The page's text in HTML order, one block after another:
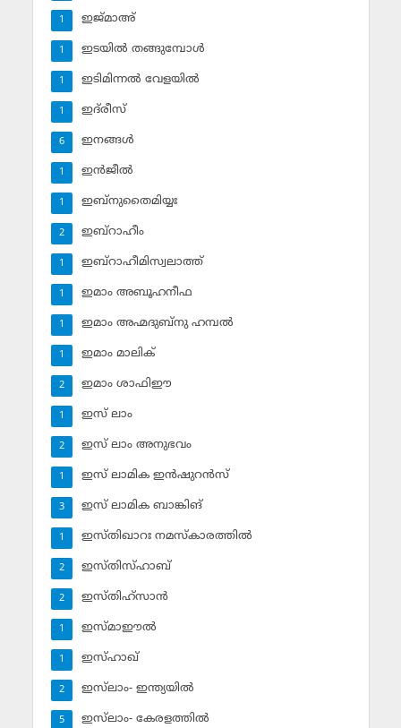
ഇജ്മാഅ്
1
ഇടയില്‍ തങ്ങുമ്പോള്‍
1
ഇടിമിന്നല്‍ വേളയില്‍
1
ഇദ്‌രീസ്‌
1
ഇനങ്ങള്‍
6
ഇന്‍ജീല്‍
1
ഇബ്‌നുതൈമിയ്യഃ
1
ഇബ്‌റാഹീം
2
ഇബ്‌റാഹീമിസ്വലാത്ത്
1
ഇമാം അബൂഹനീഫ
1
ഇമാം അഹ്മദുബ്‌നു ഹമ്പല്‍
1
ഇമാം മാലിക്
1
ഇമാം ശാഫിഈ
2
ഇസ് ലാം
1
ഇസ് ലാം അനുഭവം
2
ഇസ് ലാമിക ഇന്‍ഷുറന്‍സ്‌
1
ഇസ് ലാമിക ബാങ്കിങ്‌
3
ഇസ്തിഖാറഃ നമസ്‌കാരത്തില്‍
1
ഇസ്തിസ്ഹാബ്
2
ഇസ്തിഹ്‌സാന്‍
2
ഇസ്മാഈല്‍
1
ഇസ്ഹാഖ്‌
1
ഇസ്‌ലാം- ഇന്ത്യയില്‍
2
ഇസ്‌ലാം- കേരളത്തില്‍
5